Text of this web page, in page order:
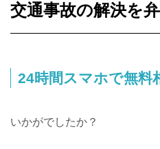
交通事故の解決を
24時間スマホで無料
いかがでしたか？